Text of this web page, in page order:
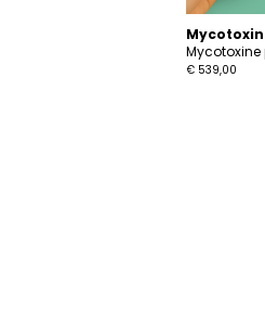
Mycotoxine
€ 539,00